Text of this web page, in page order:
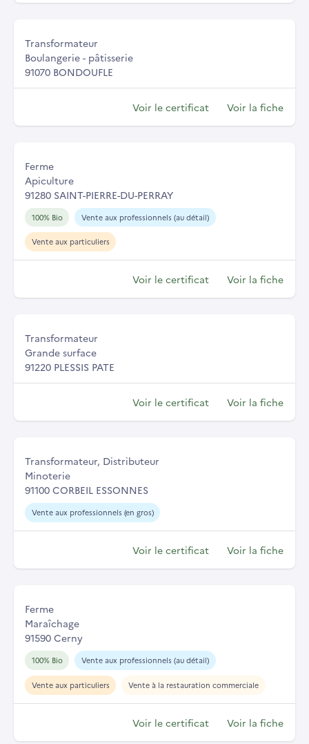
Transformateur
Boulangerie - pâtisserie
91070 BONDOUFLE
Voir le certificat Voir la fiche
Ferme
Apiculture
91280 SAINT-PIERRE-DU-PERRAY
100% Bio Vente aux professionnels (au détail)
Vente aux particuliers
Voir le certificat Voir la fiche
Transformateur
Grande surface
91220 PLESSIS PATE
Voir le certificat Voir la fiche
Transformateur, Distributeur
Minoterie
91100 CORBEIL ESSONNES
Vente aux professionnels (en gros)
Voir le certificat Voir la fiche
Ferme
Maraîchage
91590 Cerny
100% Bio Vente aux professionnels (au détail)
Vente aux particuliers Vente à la restauration commerciale
Voir le certificat Voir la fiche